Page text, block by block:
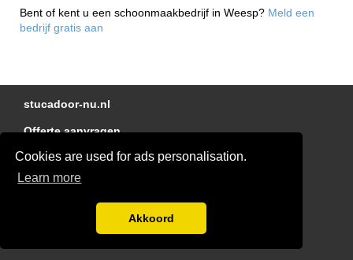
Cookies are used for ads personalisation.
Learn more
Akkoord
Bent of kent u een schoonmaakbedrijf in Weesp? Meld een
bedrijf gratis aan
stucadoor-nu.nl
Offerte aanvragen
Linkjes
Kennisbank